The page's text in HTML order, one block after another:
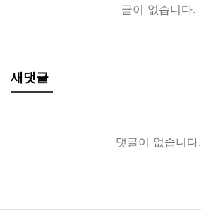
글이 없습니다.
새댓글
댓글이 없습니다.